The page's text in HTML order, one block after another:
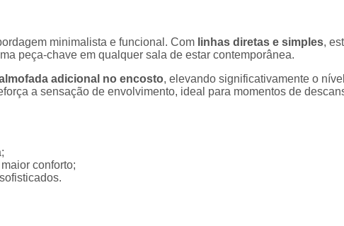
minimalista e funcional. Com linhas diretas e simples,
peça-chave em qualquer sala de estar contemporânea.
adicional no encosto, elevando significativamente o
a sensação de envolvimento, ideal para momentos de
conforto;